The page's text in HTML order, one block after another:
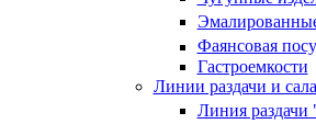
Фаянсовая
Гастроемкости
Линии раздачи и
Линия